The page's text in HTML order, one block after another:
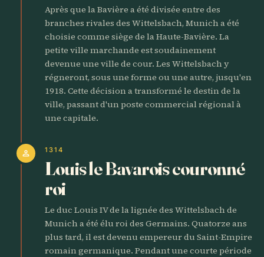
Après que la Bavière a été divisée entre des
branches rivales des Wittelsbach, Munich a été
choisie comme siège de la Haute-Bavière. La
petite ville marchande est soudainement
devenue une ville de cour. Les Wittelsbach y
régneront, sous une forme ou une autre, jusqu'en
1918. Cette décision a transformé le destin de la
ville, passant d'un poste commercial régional à
une capitale.
person 1314
Louis le Bavarois couronné
roi
Le duc Louis IV de la lignée des Wittelsbach de
Munich a été élu roi des Germains. Quatorze ans
plus tard, il est devenu empereur du Saint-Empire
romain germanique. Pendant une courte période